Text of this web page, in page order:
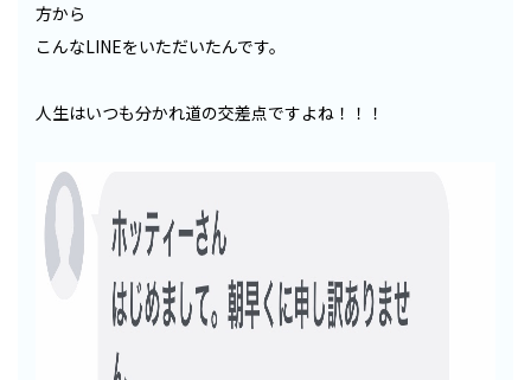
方から
こんなLINEをいただいたんです。
人生はいつも分かれ道の交差点ですよね！！！